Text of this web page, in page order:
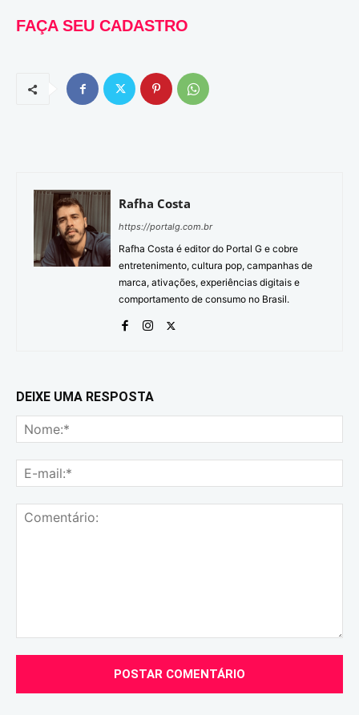
FAÇA SEU CADASTRO
Rafha Costa
https://portalg.com.br
Rafha Costa é editor do Portal G e cobre
entretenimento, cultura pop, campanhas de
marca, ativações, experiências digitais e
comportamento de consumo no Brasil.
DEIXE UMA RESPOSTA